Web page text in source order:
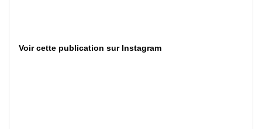
Voir cette publication sur Instagram